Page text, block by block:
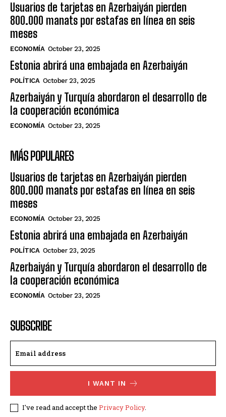
Usuarios de tarjetas en Azerbaiyán pierden
800.000 manats por estafas en línea en seis
meses
ECONOMÍA October 23, 2025
Estonia abrirá una embajada en Azerbaiyán
POLÍTICA October 23, 2025
Azerbaiyán y Turquía abordaron el desarrollo de
la cooperación económica
ECONOMÍA October 23, 2025
MÁS POPULARES
Usuarios de tarjetas en Azerbaiyán pierden
800.000 manats por estafas en línea en seis
meses
ECONOMÍA October 23, 2025
Estonia abrirá una embajada en Azerbaiyán
POLÍTICA October 23, 2025
Azerbaiyán y Turquía abordaron el desarrollo de
la cooperación económica
ECONOMÍA October 23, 2025
SUBSCRIBE
I WANT IN
I've read and accept the Privacy Policy.